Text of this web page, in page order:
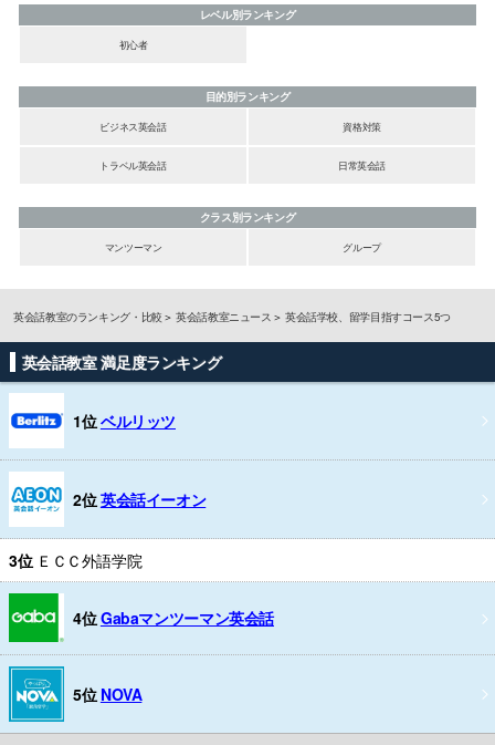
レベル別ランキング
初心者
目的別ランキング
ビジネス英会話
資格対策
トラベル英会話 日常英会話
クラス別ランキング
マンツーマン
グループ
英会話教室のランキング・比較 英会話教室ニュース 英会話学校、留学目指すコース5つ
英会話教室 満足度ランキング
1位ベルリッツ
2位英会話イーオン
3位 ＥＣＣ外語学院
4位Gabaマンツーマン英会話
5位 NOVA